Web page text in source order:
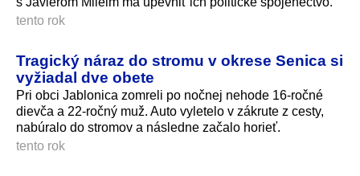
tento rok
Tragický náraz do stromu v okrese Senica si
vyžiadal dve obete
Pri obci Jablonica zomreli po nočnej nehode 16-ročné
dievča a 22-ročný muž. Auto vyletelo v zákrute z cesty,
nabúralo do stromov a následne začalo horieť.
tento rok